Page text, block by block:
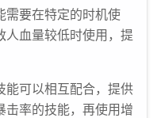
需要在特定的时机使
人血量较低时使用，提
能可以相互配合，提供
击率的技能，再使用增